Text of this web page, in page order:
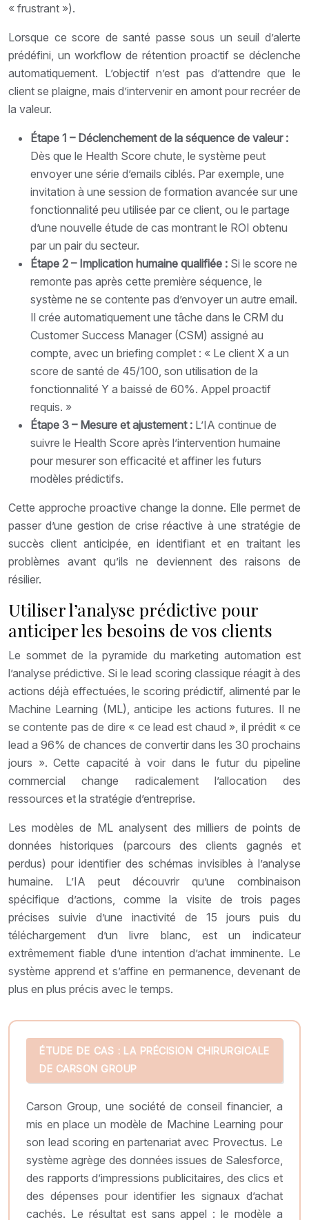
« frustrant »).
Lorsque ce score de santé passe sous un seuil d’alerte
prédéfini, un workflow de rétention proactif se déclenche
automatiquement. L’objectif n’est pas d’attendre que le
client se plaigne, mais d’intervenir en amont pour recréer de
la valeur.
Étape 1 – Déclenchement de la séquence de valeur :
Dès que le Health Score chute, le système peut
envoyer une série d’emails ciblés. Par exemple, une
invitation à une session de formation avancée sur une
fonctionnalité peu utilisée par ce client, ou le partage
d’une nouvelle étude de cas montrant le ROI obtenu
par un pair du secteur.
Étape 2 – Implication humaine qualifiée : Si le score ne
remonte pas après cette première séquence, le
système ne se contente pas d’envoyer un autre email.
Il crée automatiquement une tâche dans le CRM du
Customer Success Manager (CSM) assigné au
compte, avec un briefing complet : « Le client X a un
score de santé de 45/100, son utilisation de la
fonctionnalité Y a baissé de 60%. Appel proactif
requis. »
Étape 3 – Mesure et ajustement : L’IA continue de
suivre le Health Score après l’intervention humaine
pour mesurer son efficacité et affiner les futurs
modèles prédictifs.
Cette approche proactive change la donne. Elle permet de
passer d’une gestion de crise réactive à une stratégie de
succès client anticipée, en identifiant et en traitant les
problèmes avant qu’ils ne deviennent des raisons de
résilier.
Utiliser l’analyse prédictive pour
anticiper les besoins de vos clients
Le sommet de la pyramide du marketing automation est
l’analyse prédictive. Si le lead scoring classique réagit à des
actions déjà effectuées, le scoring prédictif, alimenté par le
Machine Learning (ML), anticipe les actions futures. Il ne
se contente pas de dire « ce lead est chaud », il prédit « ce
lead a 96% de chances de convertir dans les 30 prochains
jours ». Cette capacité à voir dans le futur du pipeline
commercial change radicalement l’allocation des
ressources et la stratégie d’entreprise.
Les modèles de ML analysent des milliers de points de
données historiques (parcours des clients gagnés et
perdus) pour identifier des schémas invisibles à l’analyse
humaine. L’IA peut découvrir qu’une combinaison
spécifique d’actions, comme la visite de trois pages
précises suivie d’une inactivité de 15 jours puis du
téléchargement d’un livre blanc, est un indicateur
extrêmement fiable d’une intention d’achat imminente. Le
système apprend et s’affine en permanence, devenant de
plus en plus précis avec le temps.
ÉTUDE DE CAS : LA PRÉCISION CHIRURGICALE
DE CARSON GROUP
Carson Group, une société de conseil financier, a
mis en place un modèle de Machine Learning pour
son lead scoring en partenariat avec Provectus. Le
système agrège des données issues de Salesforce,
des rapports d’impressions publicitaires, des clics et
des dépenses pour identifier les signaux d’achat
cachés. Le résultat est sans appel : le modèle a